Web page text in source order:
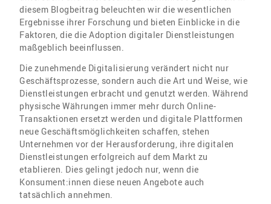
diesem Blogbeitrag beleuchten wir die wesentlichen
Ergebnisse ihrer Forschung und bieten Einblicke in die
Faktoren, die die Adoption digitaler Dienstleistungen
maßgeblich beeinflussen.
Die zunehmende Digitalisierung verändert nicht nur
Geschäftsprozesse, sondern auch die Art und Weise, wie
Dienstleistungen erbracht und genutzt werden. Während
physische Währungen immer mehr durch Online-
Transaktionen ersetzt werden und digitale Plattformen
neue Geschäftsmöglichkeiten schaffen, stehen
Unternehmen vor der Herausforderung, ihre digitalen
Dienstleistungen erfolgreich auf dem Markt zu
etablieren. Dies gelingt jedoch nur, wenn die
Konsument:innen diese neuen Angebote auch
tatsächlich annehmen.